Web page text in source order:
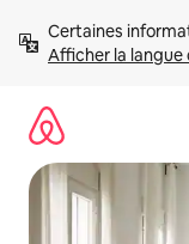
directement
Afficher la langue